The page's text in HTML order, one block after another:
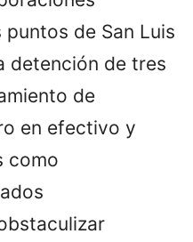
de San Luis
detención de tres
de
en efectivo y
como